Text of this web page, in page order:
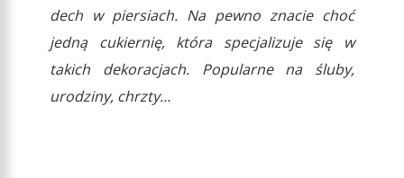
dech w piersiach. Na pewno znacie choć
jedną cukiernię, która specjalizuje się w
takich dekoracjach. Popularne na śluby,
urodziny, chrzty…